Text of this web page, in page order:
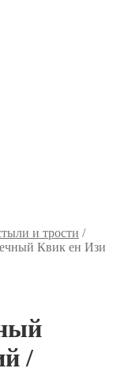
и трости /
Квик ен Изи
/